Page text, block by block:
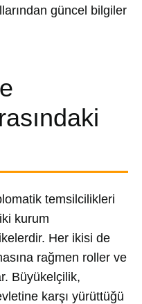
güncel bilgiler
temsilcilikleri
kurum
Her ikisi de
rağmen roller ve
Büyükelçilik,
karşı yürüttüğü